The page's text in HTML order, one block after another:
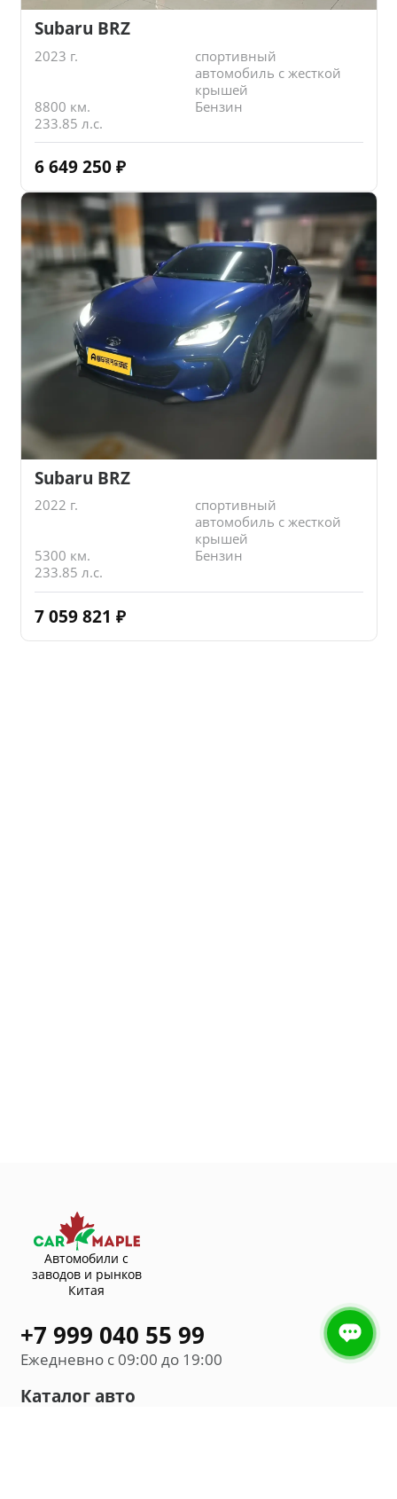
Subaru BRZ
2023 г.
спортивный
автомобиль с жесткой
крышей
8800 км.
Бензин
233.85 л.с.
6 649 250 ₽
Subaru BRZ
2022 г.
спортивный
автомобиль с жесткой
крышей
5300 км.
Бензин
233.85 л.с.
7 059 821 ₽
Автомобили с
заводов и рынков
Китая
+7 999 040 55 99
Ежедневно с 09:00 до 19:00
Каталог авто